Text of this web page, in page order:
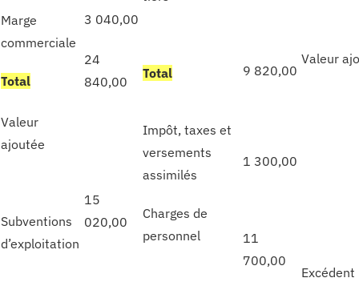
Marge
commerciale
Total
3 040,00
Total
Valeur
24
840,00
9 820,00
Valeur
ajoutée
Subventions
d’exploitation
15
020,00
Impôt, taxes et
versements
assimilés
Charges de
personnel
1 300,00
11
700,00